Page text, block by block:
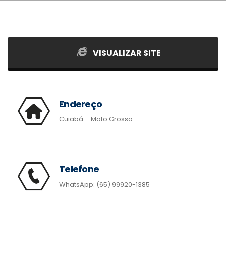
VISUALIZAR SITE
Endereço
Cuiabá – Mato Grosso
Telefone
WhatsApp: (65) 99920-1385